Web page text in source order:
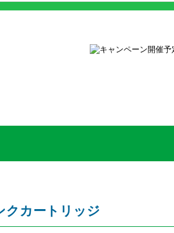
クカートリッジ